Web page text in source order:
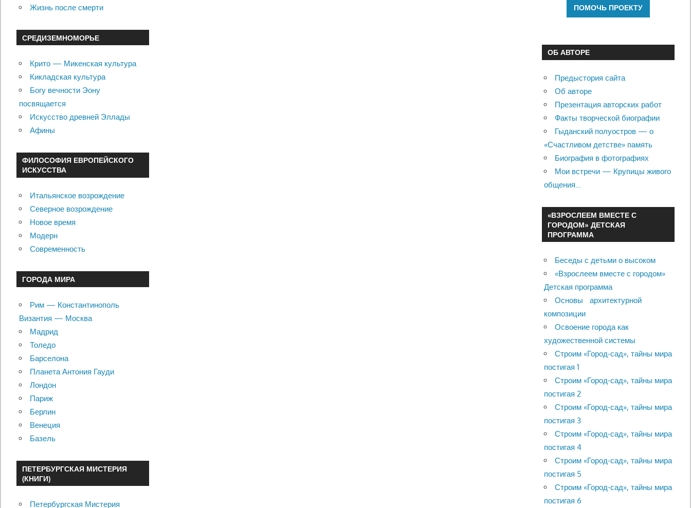
Жизнь после смерти
СРЕДИЗЕМНОМОРЬЕ
Крито — Микенская культура
Кикладская культура
Богу вечности Эону
посвящается
Искусство древней Эллады
Афины
ФИЛОСОФИЯ ЕВРОПЕЙСКОГО
ИСКУССТВА
Итальянское возрождение
Северное возрождение
Новое время
Модерн
Современность
ГОРОДА МИРА
Рим — Константинополь
Византия — Москва
Мадрид
Толедо
Барселона
Планета Антония Гауди
Лондон
Париж
Берлин
Венеция
Базель
ПЕТЕРБУРГСКАЯ МИСТЕРИЯ
(КНИГИ)
Петербургская Мистерия
ОБ АВТОРЕ
Предыстория сайта
Об авторе
Презентация авторских работ
Факты творческой биографии
Гыданский полуостров — о
«Счастливом детстве» память
Биография в фотографиях
Мои встречи — Крупицы живого
общения…
«ВЗРОСЛЕЕМ ВМЕСТЕ С
ГОРОДОМ» ДЕТСКАЯ
ПРОГРАММА
Беседы с детьми о высоком
«Взрослеем вместе с городом»
Детская программа
Основы архитектурной
композиции
Освоение города как
художественной системы
Строим «Город-сад», тайны мира
постигая 1
Строим «Город-сад», тайны мира
постигая 2
Строим «Город-сад», тайны мира
постигая 3
Строим «Город-сад», тайны мира
постигая 4
Строим «Город-сад», тайны мира
постигая 5
Строим «Город-сад», тайны мира
постигая 6